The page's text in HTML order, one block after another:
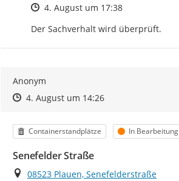
Zeitpunkt des Erstellens
4. August um 17:38
Der Sachverhalt wird überprüft.
Anonym
Zeitpunkt des Erstellens
Zeitpunkt des Erstellens
4. August um 14:26Zur Äußerung
Kategorie
Containerstandplätze Status
In Bearbeitung
Senefelder Straße
Ort
08523 Plauen, Senefelderstraße